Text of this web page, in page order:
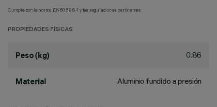
Cumple con la norma EN60598-1 y las regulaciones pertinentes.
PROPIEDADES FÍSICAS
Peso (kg) 0.86
Material Aluminio fundido a presión